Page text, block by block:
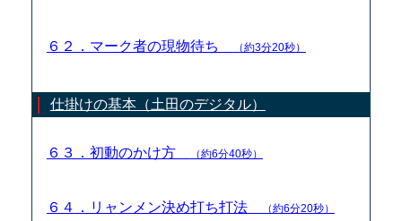
６２．マーク者の現物待ち （約3分20秒）
仕掛けの基本（土田のデジタル）
６３．初動のかけ方 （約6分40秒）
６４．リャンメン決め打ち打法 （約6分20秒）